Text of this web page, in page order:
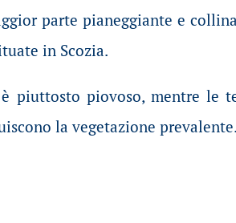
parte pianeggiante e
in Scozia.
piuttosto piovoso, mentre le
la vegetazione prevalente.